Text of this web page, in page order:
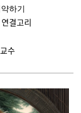
하기
결고리
수